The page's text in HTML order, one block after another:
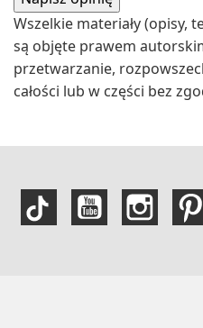
Wszelkie materiały (opisy,
są objęte prawem
przetwarzanie,
całości lub w części bez